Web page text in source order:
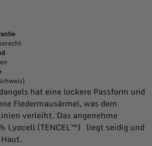
hat eine lockere Passform und
Fledermausärmel, was dem
verleiht. Das angenehme
Lyocell (TENCEL™) liegt seidig und